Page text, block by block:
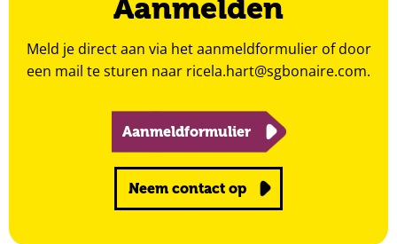
Aanmelden
Meld je direct aan via het aanmeldformulier of door
een mail te sturen naar ricela.hart@sgbonaire.com.
Aanmeldformulier
Neem contact op